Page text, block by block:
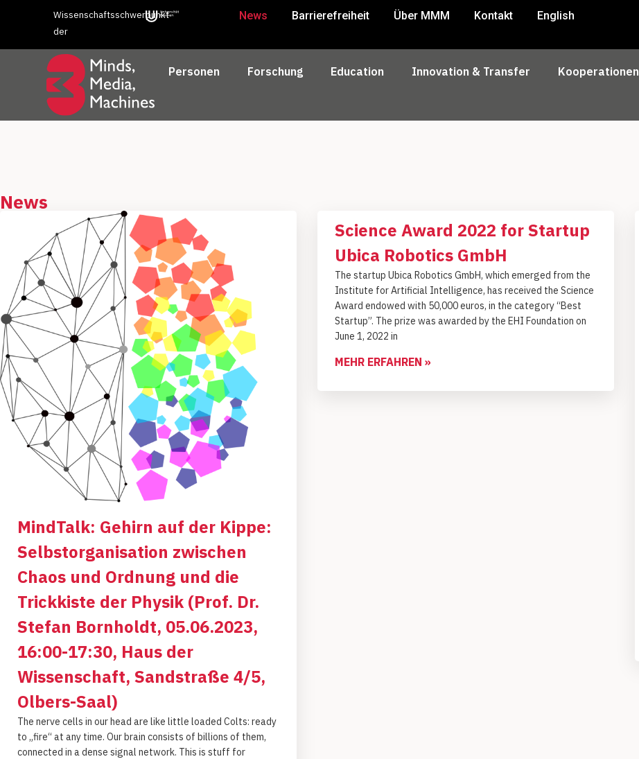
Wissenschaftsschwerpunkt
der
News Barrierefreiheit Über MMM Kontakt English
Personen Forschung Education Innovation & Transfer Kooperationen
News
MindTalk: Gehirn auf der Kippe:
Selbstorganisation zwischen
Chaos und Ordnung und die
Trickkiste der Physik (Prof. Dr.
Stefan Bornholdt, 05.06.2023,
16:00-17:30, Haus der
Wissenschaft, Sandstraße 4/5,
Olbers-Saal)
The nerve cells in our head are like little loaded Colts: ready
to „fire“ at any time. Our brain consists of billions of them,
connected in a dense signal network. This is stuff for
Science Award 2022 for Startup
Ubica Robotics GmbH
The startup Ubica Robotics GmbH, which emerged from the
Institute for Artificial Intelligence, has received the Science
Award endowed with 50,000 euros, in the category “Best
Startup”. The prize was awarded by the EHI Foundation on
June 1, 2022 in
MEHR ERFAHREN »